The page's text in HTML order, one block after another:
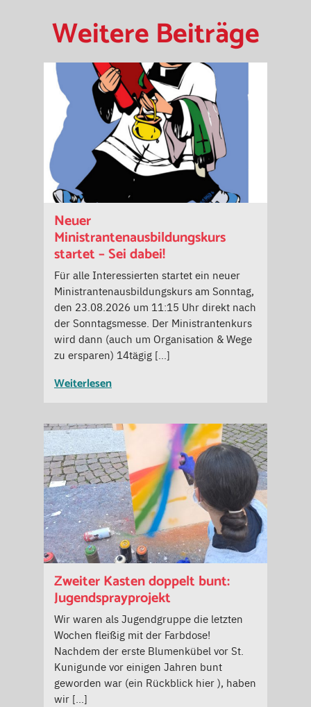
Weitere Beiträge
Neuer
Ministrantenausbildungskurs
startet – Sei dabei!
Für alle Interessierten startet ein neuer
Ministrantenausbildungskurs am Sonntag,
den 23.08.2026 um 11:15 Uhr direkt nach
der Sonntagsmesse. Der Ministrantenkurs
wird dann (auch um Organisation & Wege
zu ersparen) 14tägig […]
Weiterlesen
Zweiter Kasten doppelt bunt:
Jugendsprayprojekt
Wir waren als Jugendgruppe die letzten
Wochen fleißig mit der Farbdose!
Nachdem der erste Blumenkübel vor St.
Kunigunde vor einigen Jahren bunt
geworden war (ein Rückblick hier ), haben
wir […]